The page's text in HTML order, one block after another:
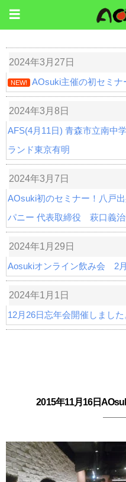
2024年3月27日
NEW! AOsuki主催の初セミナ
2024年3月8日
AFS(4月11日) 青森市立南中
ランド東京有明
2024年3月7日
AOsuki初のセミナー！八戸
パニー 代表取締役 萩口義治
2024年1月29日
Aosukiオンライン飲み会 2
2024年1月1日
12月26日忘年会開催しました
2015年11月16日